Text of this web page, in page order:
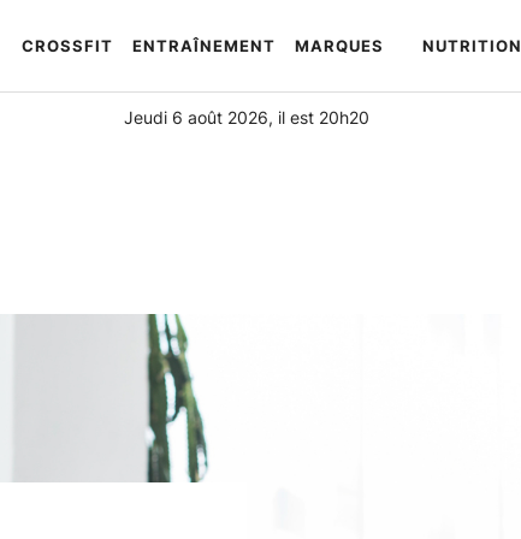
CROSSFIT ENTRAÎNEMENT MARQUES NUTRITION
Automatically
Hierarchic
Author:
https://atakanau.blogspot.com/2021/01/automatic-
Jeudi 6 août 2026, il est 20h20